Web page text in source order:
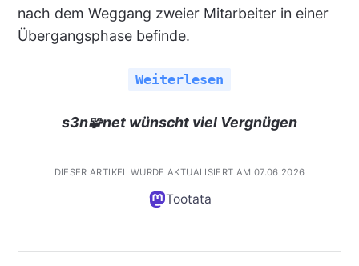
nach dem Weggang zweier Mitarbeiter in einer
Übergangsphase befinde.
Weiterlesen
s3n🧩net wünscht viel Vergnügen
DIESER ARTIKEL WURDE AKTUALISIERT AM 07.06.2026
Tootata